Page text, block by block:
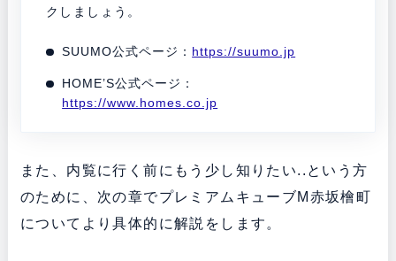
クしましょう。
SUUMO公式ページ： https://suumo.jp
HOME’S公式ページ：
https://www.homes.co.jp
また、内覧に行く前にもう少し知りたい..という方
のために、次の章でプレミアムキューブM赤坂檜町
についてより具体的に解説をします。